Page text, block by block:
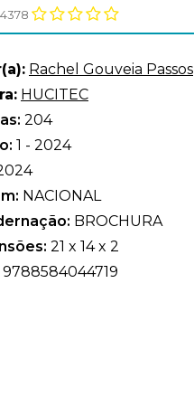
Rachel Gouveia Passos
HUCITEC
204
1 - 2024
NACIONAL
BROCHURA
21 x 14 x 2
9788584044719